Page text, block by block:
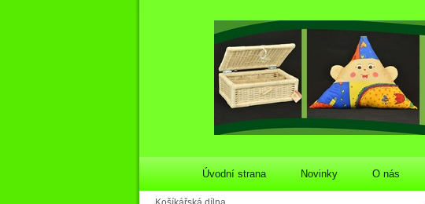
Úvodní strana Novinky O nás